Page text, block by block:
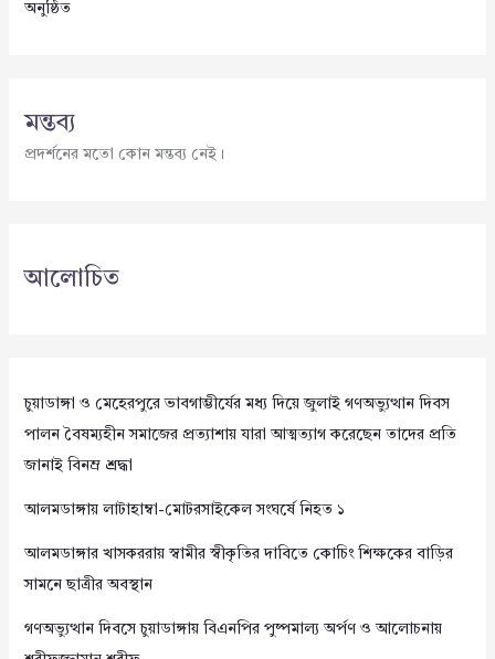
অনুষ্ঠিত
মন্তব্য
প্রদর্শনের মতো কোন মন্তব্য নেই।
আলোচিত
চুয়াডাঙ্গা ও মেহেরপুরে ভাবগাম্ভীর্যের মধ্য দিয়ে জুলাই গণঅভ্যুত্থান দিবস
পালন বৈষম্যহীন সমাজের প্রত্যাশায় যারা আত্মত্যাগ করেছেন তাদের প্রতি
জানাই বিনম্র শ্রদ্ধা
আলমডাঙ্গায় লাটাহাম্বা-মোটরসাইকেল সংঘর্ষে নিহত ১
আলমডাঙ্গার খাসকররায় স্বামীর স্বীকৃতির দাবিতে কোচিং শিক্ষকের বাড়ির
সামনে ছাত্রীর অবস্থান
গণঅভ্যুত্থান দিবসে চুয়াডাঙ্গায় বিএনপির পুষ্পমাল্য অর্পণ ও আলোচনায়